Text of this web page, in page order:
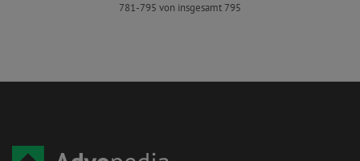
781-795 von insgesamt 795